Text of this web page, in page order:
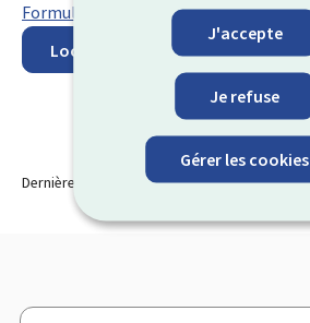
J'accepte
Je refuse
Gérer les cookies
Formulaire de contact
Localisez sur la carte
Dernière modification le17.11.2025